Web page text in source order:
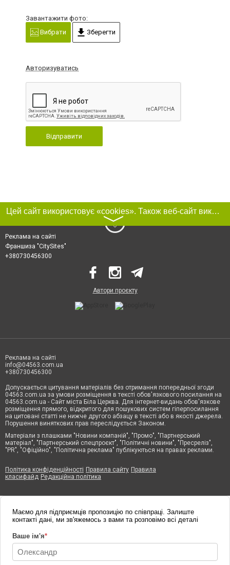
Завантажити фото:
Вибрати
Зберегти
Авторизуватись
Відправити
Цей сайт використовує «cookies». Також веб-сайт використовує інтернет-сервіс для збору технічних даних стосовно відвідувачів з метою отримання маркетингової та статистичної інформації. Умови обробки даних відвідувачів сайту див.
〉
Реклама на сайті
Франшиза "CitySites"
+380730456300
Автори проєкту
Реклама на сайті
info@04563.com.ua
+380730456300
Допускається цитування матеріалів без отримання попередньої згоди
04563.com.ua за умови розміщення в тексті обов'язкового посилання на
04563.com.ua - Сайт міста Біла Церква. Для інтернет-видань обов'язкове
розміщення прямого, відкритого для пошукових систем гіперпосилання
на цитовані статті не нижче другого абзацу в тексті або в якості джерела.
Порушення виняткових прав переслідується Законом.
Матеріали з плашками "Новини компаній", "Промо", "Партнерський
матеріал", "Партнерський спецпроєкт", "Політичні новини", "Пресреліз",
"PR", "Офіційно", "Політична реклама" публікуються на правах реклами.
Політика конфіденційності Правила сайту Правила
класифайд Редакційна політика
Маємо для підприємців пропозицію по співпраці. Залиште
контакті дані, ми зв'яжемось з вами та розповімо всі деталі
Ваше ім'я*